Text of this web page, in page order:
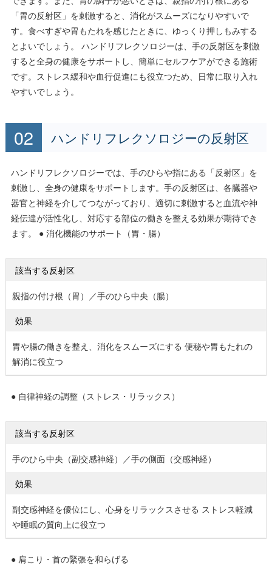
「胃の反射区」を刺激すると、消化がスムーズになりやすいで
す。食べすぎや胃もたれを感じたときに、ゆっくり押しもみする
とよいでしょう。 ハンドリフレクソロジーは、手の反射区を刺激
すると全身の健康をサポートし、簡単にセルフケアができる施術
です。ストレス緩和や血行促進にも役立つため、日常に取り入れ
やすいでしょう。
ハンドリフレクソロジーの反射区
ハンドリフレクソロジーでは、手のひらや指にある「反射区」を
刺激し、全身の健康をサポートします。手の反射区は、各臓器や
器官と神経を介してつながっており、適切に刺激すると血流や神
経伝達が活性化し、対応する部位の働きを整える効果が期待でき
ます。 ● 消化機能のサポート（胃・腸）
該当する反射区
親指の付け根（胃）／手のひら中央（腸）
効果
胃や腸の働きを整え、消化をスムーズにする 便秘や胃もたれの
解消に役立つ
● 自律神経の調整（ストレス・リラックス）
該当する反射区
手のひら中央（副交感神経）／手の側面（交感神経）
効果
副交感神経を優位にし、心身をリラックスさせる ストレス軽減
や睡眠の質向上に役立つ
● 肩こり・首の緊張を和らげる